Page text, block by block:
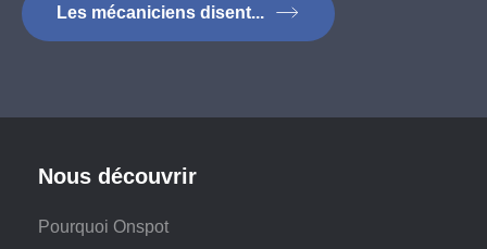
Les mécaniciens disent...
Nous découvrir
Pourquoi Onspot